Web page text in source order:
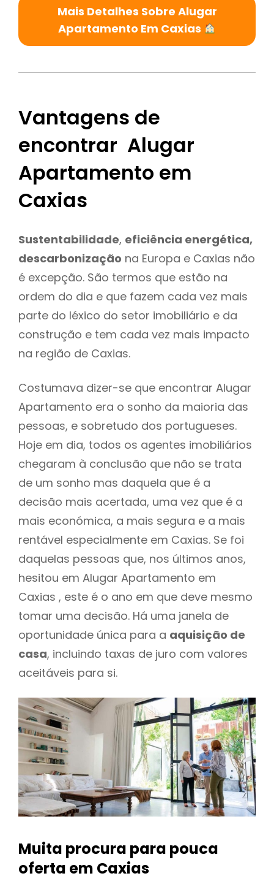
Mais Detalhes Sobre Alugar
Apartamento Em Caxias
Vantagens de
encontrar Alugar
Apartamento em
Caxias
Sustentabilidade, eficiência energética,
descarbonização na Europa e Caxias não
é excepção. São termos que estão na
ordem do dia e que fazem cada vez mais
parte do léxico do setor imobiliário e da
construção e tem cada vez mais impacto
na região de Caxias.
Costumava dizer-se que encontrar Alugar
Apartamento era o sonho da maioria das
pessoas, e sobretudo dos portugueses.
Hoje em dia, todos os agentes imobiliários
chegaram à conclusão que não se trata
de um sonho mas daquela que é a
decisão mais acertada, uma vez que é a
mais económica, a mais segura e a mais
rentável especialmente em Caxias. Se foi
daquelas pessoas que, nos últimos anos,
hesitou em Alugar Apartamento em
Caxias , este é o ano em que deve mesmo
tomar uma decisão. Há uma janela de
oportunidade única para a aquisição de
casa, incluindo taxas de juro com valores
aceitáveis para si.
Muita procura para pouca
oferta em Caxias